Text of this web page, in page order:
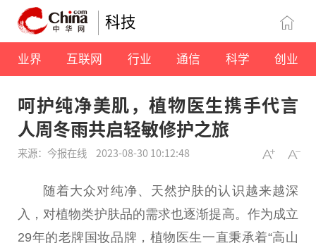
科技
业界 互联网 行业 通信 科学 创业
呵护纯净美肌，植物医生携手代言
人周冬雨共启轻敏修护之旅
来源：今报在线 2023-08-30 10:12:48
随着大众对纯净、天然护肤的认识越来越深
入，对植物类护肤品的需求也逐渐提高。作为成立
29年的老牌国妆品牌，植物医生一直秉承着“高山